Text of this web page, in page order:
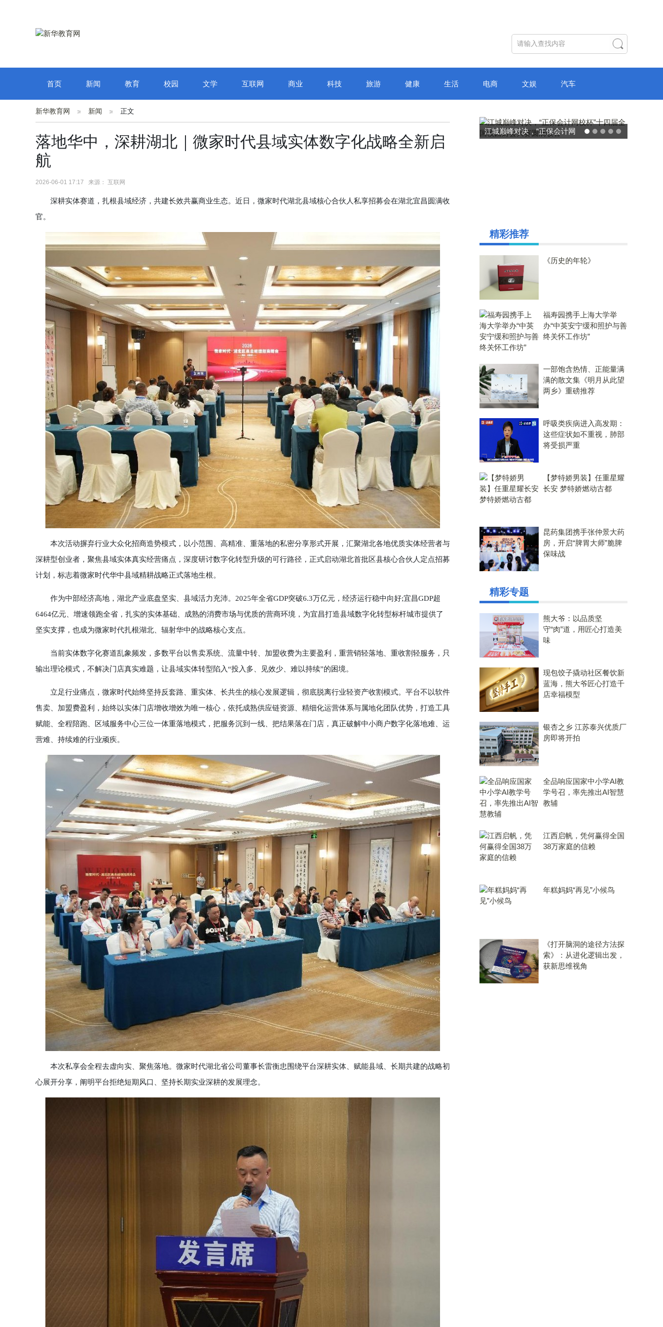
首页 新闻 教育 校园 文学 互联网 商业 科技 旅游 健康 生活 电商 文娱 汽车
新华教育网 新闻 正文
落地华中，深耕湖北｜微家时代县域实体数字化战略全新启
航
2026-06-01 17:17 来源： 互联网
深耕实体赛道，扎根县域经济，共建长效共赢商业生态。近日，微家时代湖北县域核心合伙人私享招募会在湖北宜昌圆满收
官。
本次活动摒弃行业大众化招商造势模式，以小范围、高精准、重落地的私密分享形式开展，汇聚湖北各地优质实体经营者与
深耕型创业者，聚焦县域实体真实经营痛点，深度研讨数字化转型升级的可行路径，正式启动湖北首批区县核心合伙人定点招募
计划，标志着微家时代华中县域精耕战略正式落地生根。
作为中部经济高地，湖北产业底盘坚实、县域活力充沛。2025年全省GDP突破6.3万亿元，经济运行稳中向好;宜昌GDP超
6464亿元、增速领跑全省，扎实的实体基础、成熟的消费市场与优质的营商环境，为宜昌打造县域数字化转型标杆城市提供了
坚实支撑，也成为微家时代扎根湖北、辐射华中的战略核心支点。
当前实体数字化赛道乱象频发，多数平台以售卖系统、流量中转、加盟收费为主要盈利，重营销轻落地、重收割轻服务，只
输出理论模式，不解决门店真实难题，让县域实体转型陷入“投入多、见效少、难以持续”的困境。
立足行业痛点，微家时代始终坚持反套路、重实体、长共生的核心发展逻辑，彻底脱离行业轻资产收割模式。平台不以软件
售卖、加盟费盈利，始终以实体门店增收增效为唯一核心，依托成熟供应链资源、精细化运营体系与属地化团队优势，打造工具
赋能、全程陪跑、区域服务中心三位一体重落地模式，把服务沉到一线、把结果落在门店，真正破解中小商户数字化落地难、运
营难、持续难的行业顽疾。
本次私享会全程去虚向实、聚焦落地。微家时代湖北省公司董事长雷衡忠围绕平台深耕实体、赋能县域、长期共建的战略初
心展开分享，阐明平台拒绝短期风口、坚持长期实业深耕的发展理念。
破局“纸面教育”：理想树AI自
精彩推荐
《历史的年轮》
福寿园携手上海大学举
办“中英安宁缓和照护与善
终关怀工作坊”
一部饱含热情、正能量满
满的散文集《明月从此望
两乡》重磅推荐
呼吸类疾病进入高发期：
这些症状如不重视，肺部
将受损严重
【梦特娇男装】任重星耀
长安 梦特娇燃动古都
昆药集团携手张仲景大药
房，开启“脾胃大师”脆脾
保味战
精彩专题
熊大爷：以品质坚
守“肉”道，用匠心打造美
味
现包饺子撬动社区餐饮新
蓝海，熊大爷匠心打造千
店幸福模型
银杏之乡 江苏泰兴优质厂
房即将开拍
全品响应国家中小学AI教
学号召，率先推出AI智慧
教辅
江西启帆，凭何赢得全国
38万家庭的信赖
年糕妈妈“再见”小候鸟
《打开脑洞的途径方法探
索》：从进化逻辑出发，
获新思维视角